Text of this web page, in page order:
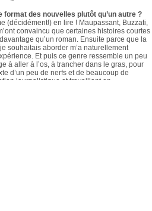
format des nouvelles plutôt qu’un autre ?
(décidément!) en lire ! Maupassant, Buzzati,
convaincu que certaines histoires courtes
qu’un roman. Ensuite parce que la
souhaitais aborder m’a naturellement
Et puis ce genre ressemble un peu
à aller à l’os, à trancher dans le gras, pour
d’un peu de nerfs et de beaucoup de
journalistique et travaillant en